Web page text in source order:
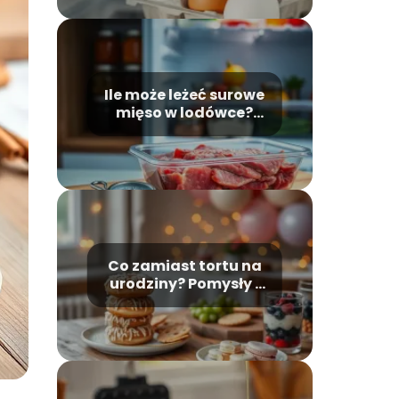
Ile może leżeć surowe
mięso w lodówce?
Poradnik
bezpieczeństwa
Co zamiast tortu na
urodziny? Pomysły i
inspiracje